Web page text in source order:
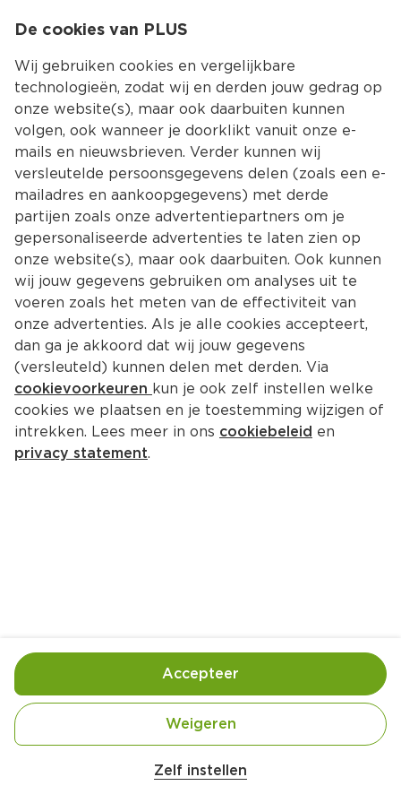
Kies jouw
Terug Producten
BIO+ Gebroken lijnzaad
Per Zak 500 g  (per kilo €5.98)
Handige informatie over dit product
Nutri-Score A
De cookies van PLUS
Wij gebruiken cookies en vergelijkbare
technologieën, zodat wij en derden jouw gedrag op
onze website(s), maar ook daarbuiten kunnen
volgen, ook wanneer je doorklikt vanuit onze e-
mails en nieuwsbrieven. Verder kunnen wij
versleutelde persoonsgegevens delen (zoals een e-
mailadres en aankoopgegevens) met derde
partijen zoals onze advertentiepartners om je
gepersonaliseerde advertenties te laten zien op
onze website(s), maar ook daarbuiten. Ook kunnen
wij jouw gegevens gebruiken om analyses uit te
voeren zoals het meten van de effectiviteit van
onze advertenties. Als je alle cookies accepteert,
dan ga je akkoord dat wij jouw gegevens
(versleuteld) kunnen delen met derden. Via
cookievoorkeuren kun je ook zelf instellen welke
cookies we plaatsen en je toestemming wijzigen of
intrekken. Lees meer in ons cookiebeleid en
privacy statement.
Zelf instellen
Weigeren
Accepteer